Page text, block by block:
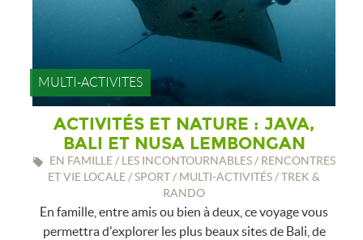
MULTI-ACTIVITES
ACTIVITÉS ET NATURE : JAVA,
BALI ET NUSA LEMBONGAN
EN FAMILLE / LES INCONTOURNABLES / RENCONTRES
ET VIE LOCALE / SPORT / MULTI-ACTIVITÉS / TREK &
RANDO
En famille, entre amis ou bien à deux, ce voyage vous
permettra d'explorer les plus beaux sites de Bali, de